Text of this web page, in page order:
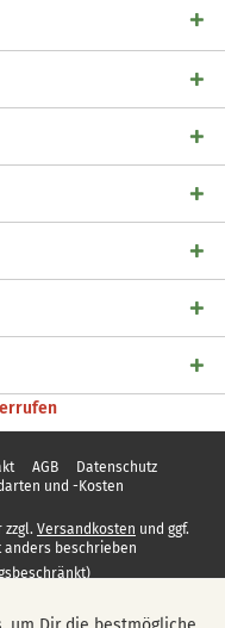
AGB
Datenschutz
und -Kosten
Versandkosten und ggf.
anders beschrieben